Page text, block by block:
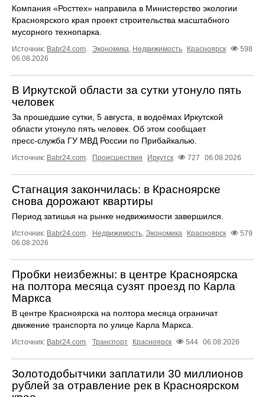
Компания «Росттех» направила в Министерство экологии
Красноярского края проект строительства масштабного
мусорного технопарка.
Источник: Babr24.com. Экономика, Недвижимость Красноярск
598
06.08.2026
В Иркутской области за сутки утонуло пять
человек
За прошедшие сутки, 5 августа, в водоёмах Иркутской
области утонуло пять человек. Об этом сообщает
пресс‑служба ГУ МВД России по Прибайкалью.
Источник: Babr24.com. Происшествия Иркутск 727 06.08.2026
Стагнация закончилась: в Красноярске
снова дорожают квартиры
Период затишья на рынке недвижимости завершился.
Источник: Babr24.com. Недвижимость, Экономика Красноярск
579
06.08.2026
Пробки неизбежны: в центре Красноярска
на полтора месяца сузят проезд по Карла
Маркса
В центре Красноярска на полтора месяца ограничат
движение транспорта по улице Карла Маркса.
Источник: Babr24.com. Транспорт Красноярск 544 06.08.2026
Золотодобытчики заплатили 30 миллионов
рублей за отравление рек в Красноярском